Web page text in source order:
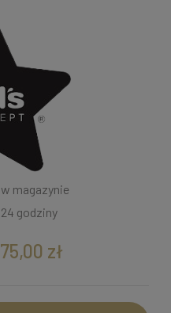
w magazynie
24 godziny
75,00 zł